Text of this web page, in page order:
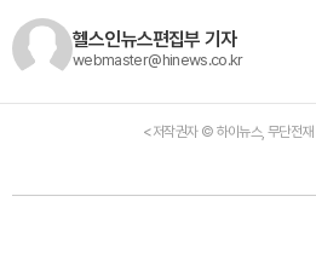
헬스인뉴스편집부 기자
webmaster@hinews.co.kr
<저작권자 © 하이뉴스, 무단전재